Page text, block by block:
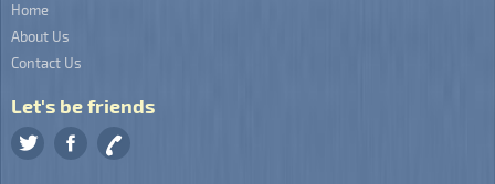
Home
About Us
Contact Us
Let's be friends